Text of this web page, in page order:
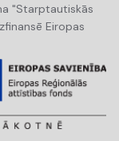
"Starptautiskās
Eiropas